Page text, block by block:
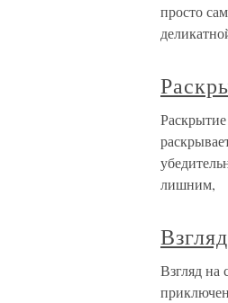
просто
лишним,
Взгляд на